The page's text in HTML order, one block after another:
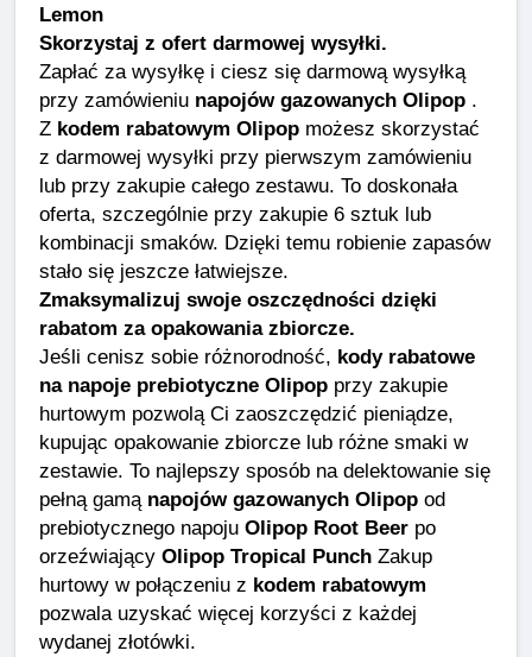
Lemon
Skorzystaj z ofert darmowej wysyłki.
Zapłać za wysyłkę i ciesz się darmową wysyłką
przy zamówieniu napojów gazowanych Olipop .
Z kodem rabatowym Olipop możesz skorzystać
z darmowej wysyłki przy pierwszym zamówieniu
lub przy zakupie całego zestawu. To doskonała
oferta, szczególnie przy zakupie 6 sztuk lub
kombinacji smaków. Dzięki temu robienie zapasów
stało się jeszcze łatwiejsze.
Zmaksymalizuj swoje oszczędności dzięki
rabatom za opakowania zbiorcze.
Jeśli cenisz sobie różnorodność, kody rabatowe
na napoje prebiotyczne Olipop przy zakupie
hurtowym pozwolą Ci zaoszczędzić pieniądze,
kupując opakowanie zbiorcze lub różne smaki w
zestawie. To najlepszy sposób na delektowanie się
pełną gamą napojów gazowanych Olipop od
prebiotycznego napoju Olipop Root Beer po
orzeźwiający Olipop Tropical Punch Zakup
hurtowy w połączeniu z kodem rabatowym
pozwala uzyskać więcej korzyści z każdej
wydanej złotówki.